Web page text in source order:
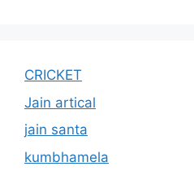
CRICKET
Jain artical
jain santa
kumbhamela